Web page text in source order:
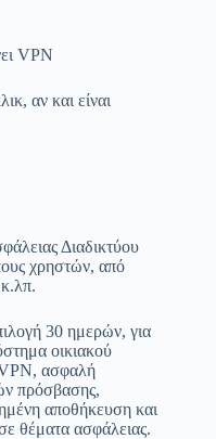
VPN
αν και είναι
Διαδικτύου
χρηστών, από
κ.λπ.
30 ημερών, για
οικιακού
VPN, ασφαλή
πρόσβασης,
αποθήκευση και
θέματα ασφάλειας.